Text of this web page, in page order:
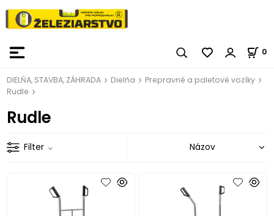
0
DIELŇA, STAVBA, ZÁHRADA Dielňa
Prepravné a paletové vozíky
Rudle
Rudle
Filter